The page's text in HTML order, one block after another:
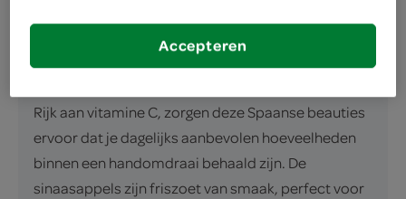
sinaasappels komen in handige netjes van 2kg en
Rijk aan vitamine C, zorgen deze Spaanse beauties
ervoor dat je dagelijks aanbevolen hoeveelheden
binnen een handomdraai behaald zijn. De
sinaasappels zijn friszoet van smaak, perfect voor
Accepteren